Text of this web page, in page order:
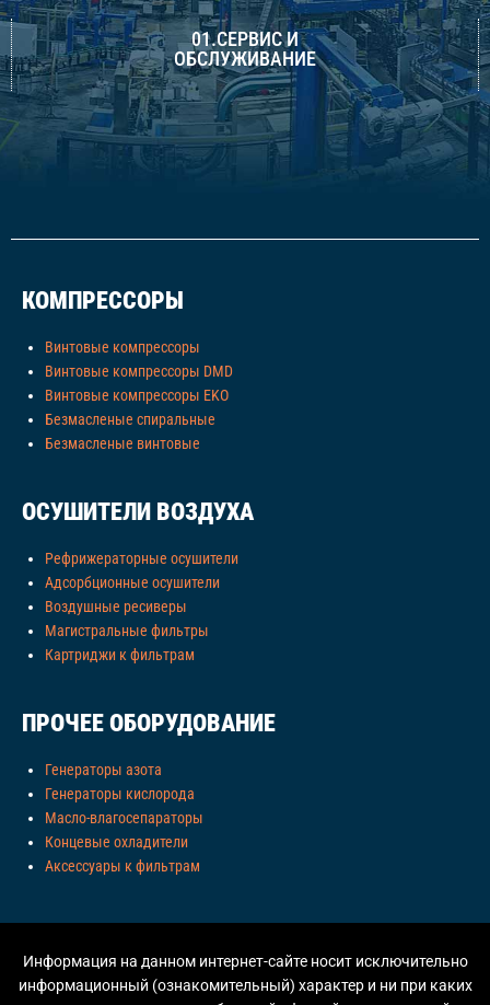
01.СЕРВИС И
ОБСЛУЖИВАНИЕ
КОМПРЕССОРЫ
Винтовые компрессоры
Винтовые компрессоры DMD
Винтовые компрессоры EKO
Безмасленые спиральные
Безмасленые винтовые
ОСУШИТЕЛИ ВОЗДУХА
Рефрижераторные осушители
Адсорбционные осушители
Воздушные ресиверы
Магистральные фильтры
Картриджи к фильтрам
ПРОЧЕЕ ОБОРУДОВАНИЕ
Генераторы азота
Генераторы кислорода
Масло-влагосепараторы
Концевые охладители
Аксессуары к фильтрам
Информация на данном интернет-сайте носит исключительно
информационный (ознакомительный) характер и ни при каких